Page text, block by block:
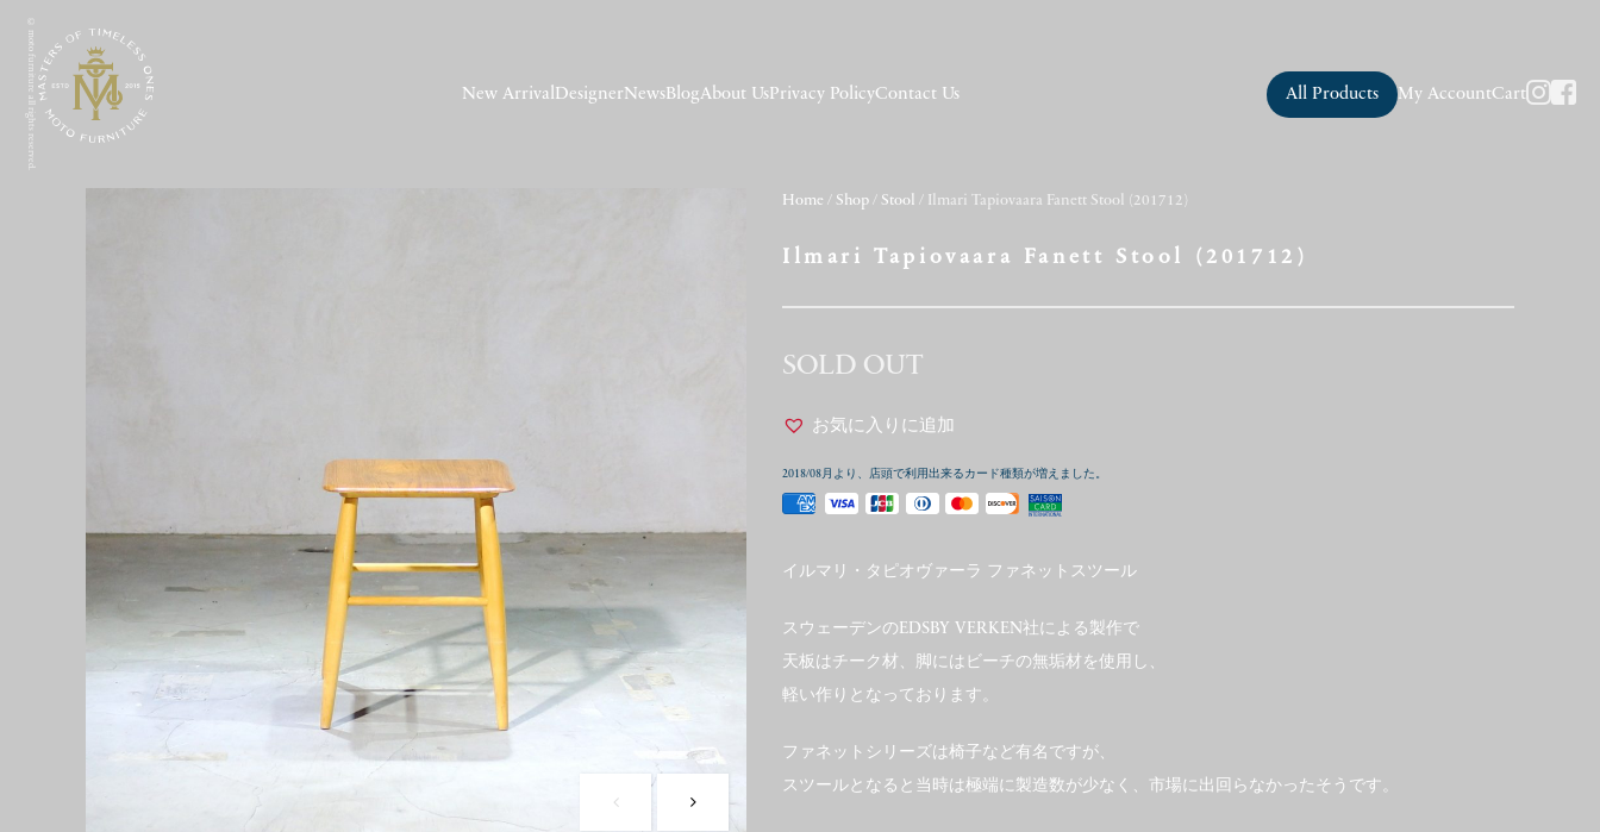
© moto furniture all rights reserved. New Arrival DesignerNewsBlogAbout UsPrivacy PolicyContact Us All Products My AccountCart
Home / Shop / Stool / Ilmari Tapiovaara Fanett Stool (201712)
Ilmari Tapiovaara Fanett Stool (201712)
SOLD OUT
お気に入りに追加
2018/08月より、店頭で利用出来るカード種類が増えました。
イルマリ・タピオヴァーラ ファネットスツール
スウェーデンのEDSBY VERKEN社による製作で
天板はチーク材、脚にはビーチの無垢材を使用し、
軽い作りとなっております。
ファネットシリーズは椅子など有名ですが、
スツールとなると当時は極端に製造数が少なく、市場に出回らなかったそうです。